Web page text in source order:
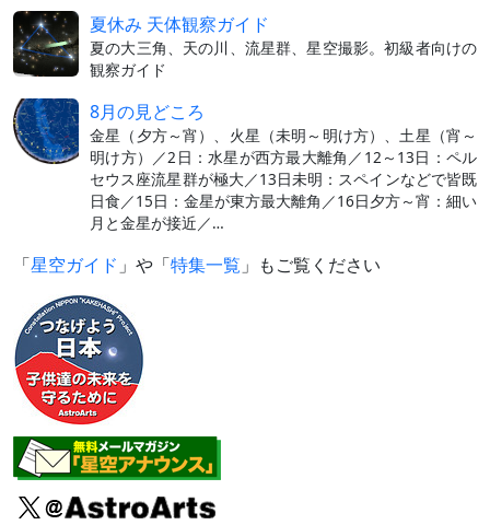
夏休み 天体観察ガイド
夏の大三角、天の川、流星群、星空撮影。初級者向けの
観察ガイド
8月の見どころ
金星（夕方～宵）、火星（未明～明け方）、土星（宵～
明け方）／2日：水星が西方最大離角／12～13日：ペル
セウス座流星群が極大／13日未明：スペインなどで皆既
日食／15日：金星が東方最大離角／16日夕方～宵：細い
月と金星が接近／…
「星空ガイド 」や「特集一覧 」もご覧ください